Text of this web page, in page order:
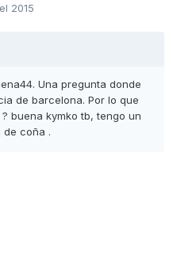
2015
Una pregunta donde
de barcelona. Por lo que
buena kymko tb, tengo un
de coña .